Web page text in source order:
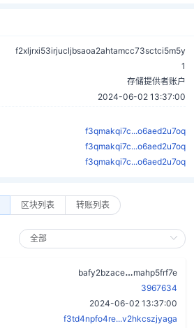
f2xljrxi53irjucljbsaoa2ahtamcc73sctci5m5y
1
存储提供者账户
2024-06-02 13:37:00
f3qmakqi7c...o6aed2u7oq
f3qmakqi7c...o6aed2u7oq
f3qmakqi7c...o6aed2u7oq
区块列表 转账列表
bafy2bzace
mahp5frf7e
3967634
2024-06-02 13:37:00
f3td4npfo4re...v2hkcszjyaga